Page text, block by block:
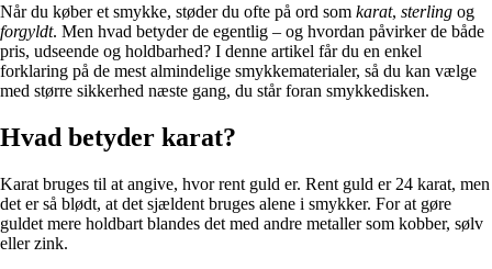
Når du køber et smykke, støder du ofte på ord som karat, sterling og
forgyldt. Men hvad betyder de egentlig – og hvordan påvirker de både
pris, udseende og holdbarhed? I denne artikel får du en enkel
forklaring på de mest almindelige smykkematerialer, så du kan vælge
med større sikkerhed næste gang, du står foran smykkedisken.
Hvad betyder karat?
Karat bruges til at angive, hvor rent guld er. Rent guld er 24 karat, men
det er så blødt, at det sjældent bruges alene i smykker. For at gøre
guldet mere holdbart blandes det med andre metaller som kobber, sølv
eller zink.